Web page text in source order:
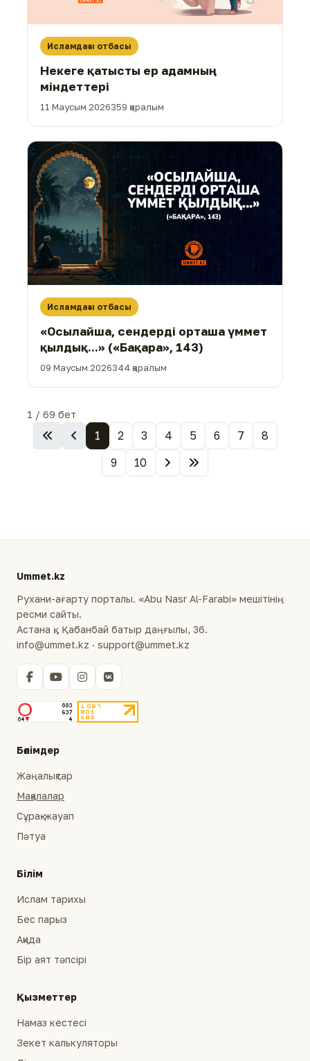
Исламдағы отбасы
Некеге қатысты ер адамның
міндеттері
11 Маусым 2026359 қаралым
Исламдағы отбасы
«Осылайша, сендерді орташа үммет
қылдық...» («Бақара», 143)
09 Маусым 2026344 қаралым
1 / 69 бет
1 2 3 4 5 6 7
8
9
10
Ummet.kz
Рухани-ағарту порталы. «Abu Nasr Al-Farabi» мешітінің
ресми сайты.
Астана қ., Қабанбай батыр даңғылы, 36.
info@ummet.kz · support@ummet.kz
Бөлімдер
Жаңалықтар
Мақалалар
Сұрақ-жауап
Пәтуа
Білім
Ислам тарихы
Бес парыз
Ақида
Бір аят тәпсірі
Қызметтер
Намаз кестесі
Зекет калькуляторы